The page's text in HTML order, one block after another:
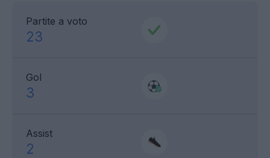
Partite a voto
23
Gol
3
Assist
2